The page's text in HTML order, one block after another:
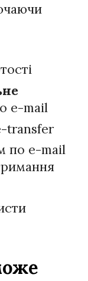
e-mail
transfer
по e-mail